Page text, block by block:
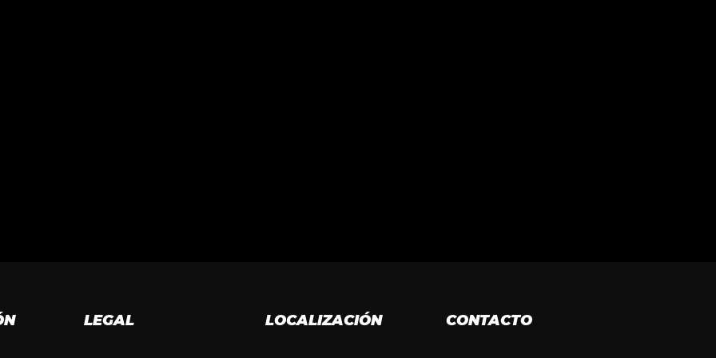
LEGAL LOCALIZACIÓN CONTACTO